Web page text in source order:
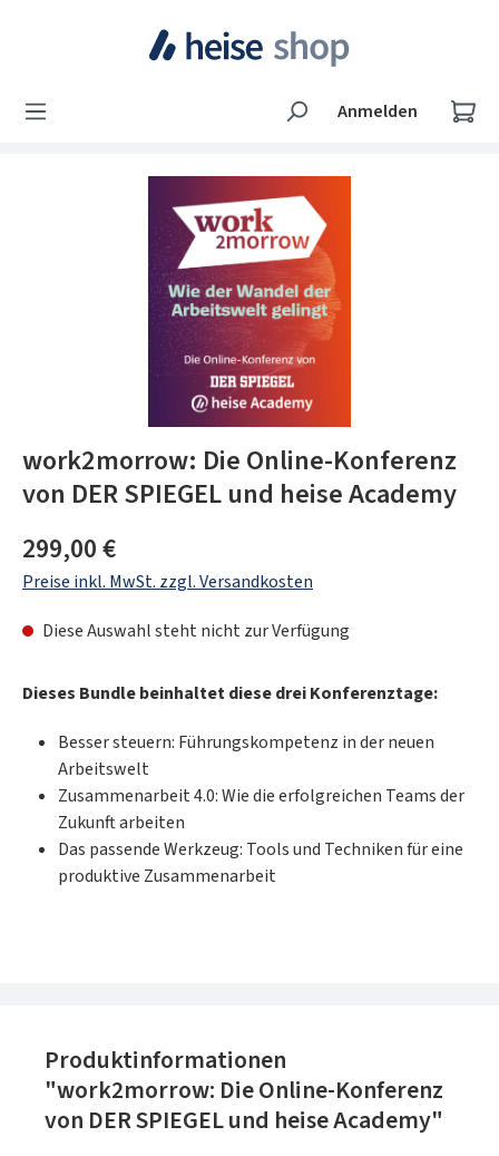
Zum Hauptinhalt springen
Anmelden
work2morrow: Die Online-Konferenz
von DER SPIEGEL und heise Academy
Regulärer Preis:
299,00 €
Preise inkl. MwSt. zzgl. Versandkosten
Diese Auswahl steht nicht zur Verfügung
Dieses Bundle beinhaltet diese drei Konferenztage:
Besser steuern: Führungskompetenz in der neuen
Arbeitswelt
Zusammenarbeit 4.0: Wie die erfolgreichen Teams der
Zukunft arbeiten
Das passende Werkzeug: Tools und Techniken für eine
produktive Zusammenarbeit
Produktinformationen
"work2morrow: Die Online-Konferenz
von DER SPIEGEL und heise Academy"